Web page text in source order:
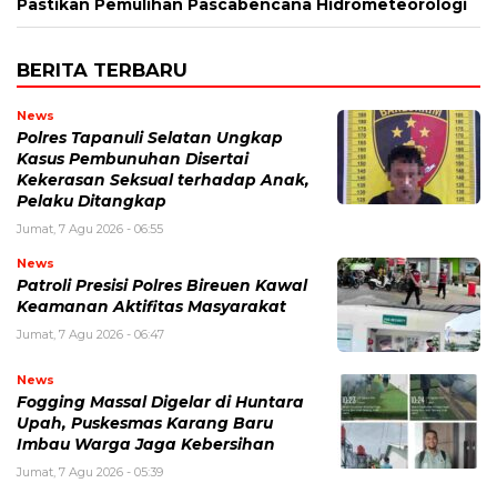
Pastikan Pemulihan Pascabencana Hidrometeorologi
BERITA TERBARU
News
Polres Tapanuli Selatan Ungkap
Kasus Pembunuhan Disertai
Kekerasan Seksual terhadap Anak,
Pelaku Ditangkap
Jumat, 7 Agu 2026 - 06:55
News
Patroli Presisi Polres Bireuen Kawal
Keamanan Aktifitas Masyarakat
Jumat, 7 Agu 2026 - 06:47
News
Fogging Massal Digelar di Huntara
Upah, Puskesmas Karang Baru
Imbau Warga Jaga Kebersihan
Jumat, 7 Agu 2026 - 05:39